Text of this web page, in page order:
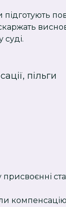
підготують
суді.
пільги
присвоєнні